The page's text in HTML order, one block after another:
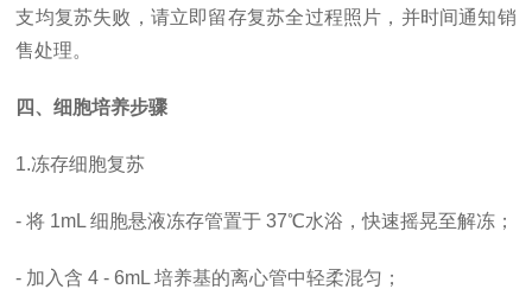
支均复苏失败，请立即留存复苏全过程照片，并时间通知销
售处理。
四、细胞培养步骤
1.冻存细胞复苏
- 将 1mL 细胞悬液冻存管置于 37℃水浴，快速摇晃至解冻；
- 加入含 4 - 6mL 培养基的离心管中轻柔混匀；